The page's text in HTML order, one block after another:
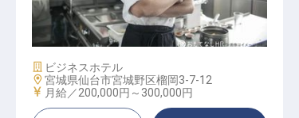
調理スタッフ
施設業態
ビジネスホテル
勤務地
宮城県仙台市宮城野区榴岡3-7-12
給与
月給／200,000円～ 300,000円